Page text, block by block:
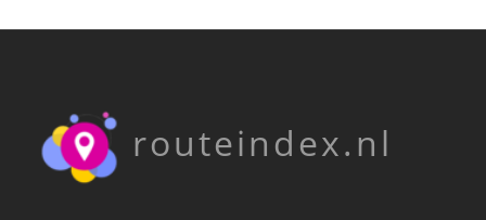
routeindex.nl